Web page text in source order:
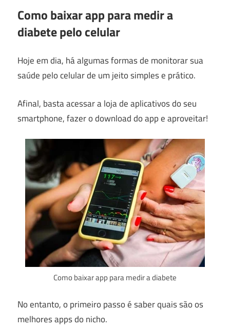
Como baixar app para medir a
diabete pelo celular
Hoje em dia, há algumas formas de monitorar sua
saúde pelo celular de um jeito simples e prático.
Afinal, basta acessar a loja de aplicativos do seu
smartphone, fazer o download do app e aproveitar!
Como baixar app para medir a diabete
No entanto, o primeiro passo é saber quais são os
melhores apps do nicho.